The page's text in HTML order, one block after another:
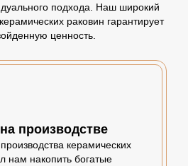
подхода. Наш широкий
раковин гарантирует
ценность.
производстве
керамических
нам накопить богатые